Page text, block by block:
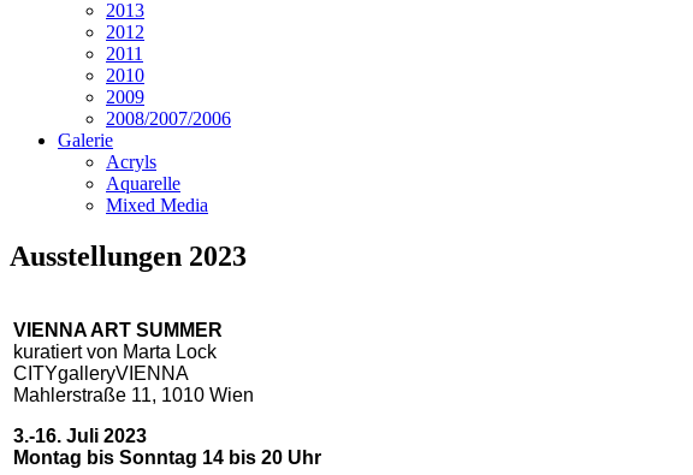
2013
2012
2011
2010
2009
2008/2007/2006
Galerie
Acryls
Aquarelle
Mixed Media
Ausstellungen 2023
VIENNA ART SUMMER
kuratiert von Marta Lock
CITYgalleryVIENNA
Mahlerstraße 11, 1010 Wien
3.-16. Juli 2023
Montag bis Sonntag 14 bis 20 Uhr